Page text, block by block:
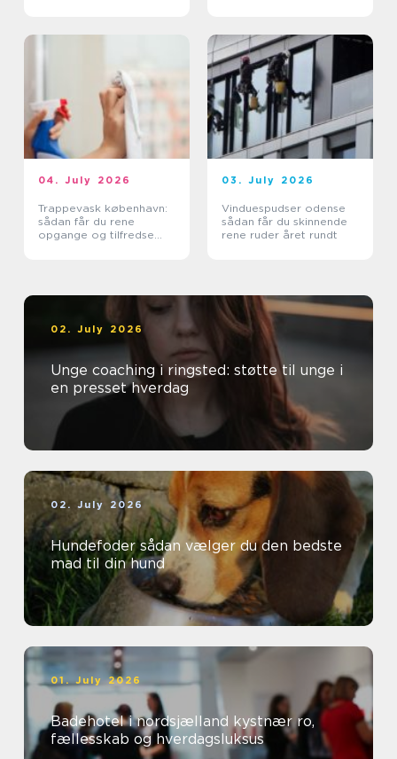
04. July 2026
Trappevask københavn:
sådan får du rene
opgange og tilfredse
03. July 2026
Vinduespudser odense
sådan får du skinnende
rene ruder året rundt
02. July 2026
Unge coaching i ringsted: støtte til unge i
en presset hverdag
02. July 2026
Hundefoder sådan vælger du den bedste
mad til din hund
01. July 2026
Badehotel i nordsjælland kystnær ro,
fællesskab og hverdagsluksus